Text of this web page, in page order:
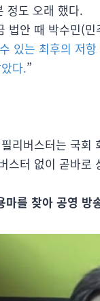
정도 오래 했다.
법안 때 박수민(
있는 최후의 저
다.”
리버스터는 국회
터 없이 곧바로
를 찾아 공영 방